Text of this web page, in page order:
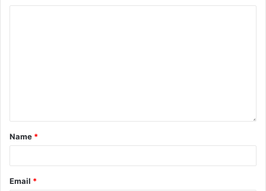
Name *
Email *